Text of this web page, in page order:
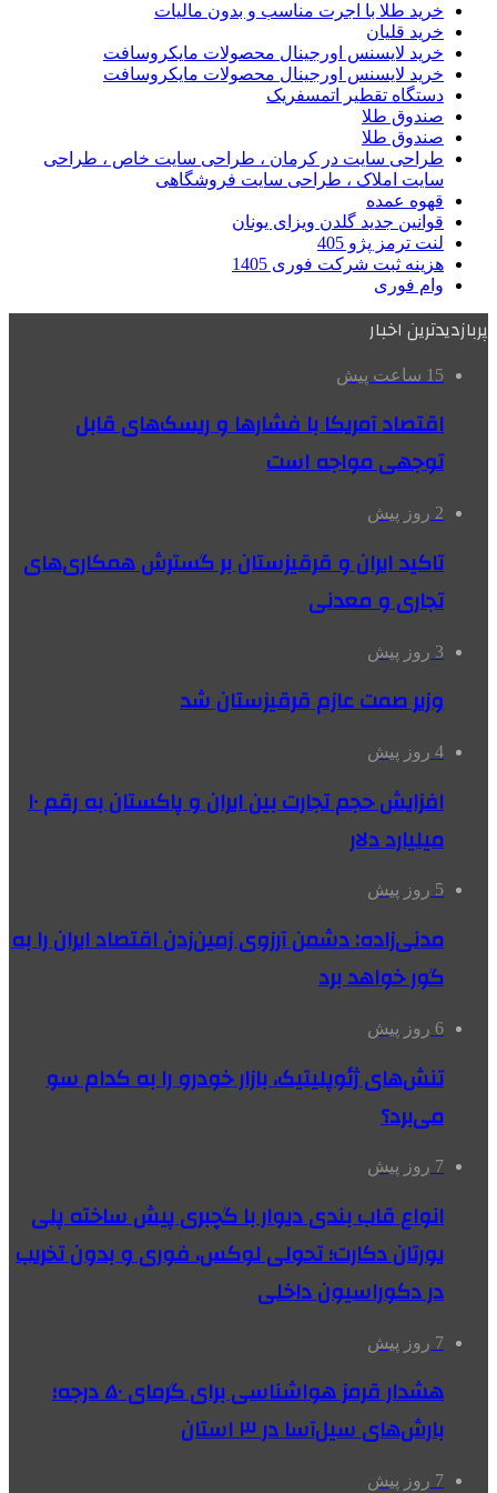
خرید طلا با اجرت مناسب و بدون مالیات
خرید قلیان
خرید لایسنس اورجینال محصولات مایکروسافت
خرید لایسنس اورجینال محصولات مایکروسافت
دستگاه تقطیر اتمسفریک
صندوق طلا
صندوق طلا
طراحی سایت در کرمان ، طراحی سایت خاص ، طراحی
سایت املاک ، طراحی سایت فروشگاهی
قهوه عمده
قوانین جدید گلدن ویزای یونان
لنت ترمز پژو 405
هزینه ثبت شرکت فوری 1405
وام فوری
پربازدیدترین اخبار
15 ساعت پیش
اقتصاد آمریکا با فشارها و ریسک‌های قابل
توجهی مواجه است
2 روز پیش
تاکید ایران و قرقیزستان بر گسترش همکاری‌های
تجاری و معدنی
3 روز پیش
وزیر صمت عازم قرقیزستان شد
4 روز پیش
افزایش حجم تجارت بین ایران و پاکستان به رقم ۱۰
میلیارد دلار
5 روز پیش
مدنی‌زاده: دشمن آرزوی زمین‌زدن اقتصاد ایران را به
گور خواهد برد
6 روز پیش
تنش‌های ژئوپلیتیک، بازار خودرو را به کدام سو
می‌برد؟
7 روز پیش
انواع قاب بندی دیوار با گچبری پیش ساخته پلی
یورتان دکارت؛ تحولی لوکس، فوری و بدون تخریب
در دکوراسیون داخلی
7 روز پیش
هشدار قرمز هواشناسی برای گرمای ۵۰ درجه؛
بارش‌های سیل‌آسا در ۳ استان
7 روز پیش